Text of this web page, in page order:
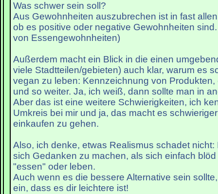
Was schwer sein soll?
Aus Gewohnheiten auszubrechen ist in fast
ob es positive oder negative Gewohnheiten
von Essengewohnheiten)
Außerdem macht ein Blick in die einen
viele Stadtteilen/gebieten) auch klar, warum es
vegan zu leben: Kennzeichnung von
und so weiter. Ja, ich weiß, dann sollte man in
Aber das ist eine weitere Schwierigkeiten, ich
Umkreis bei mir und ja, das macht es
einkaufen zu gehen.
Also, ich denke, etwas Realismus schadet nicht:
sich Gedanken zu machen, als sich einfach
"essen" oder leben.
Auch wenn es die bessere Alternative sein
ein, dass es dir leichtere ist!